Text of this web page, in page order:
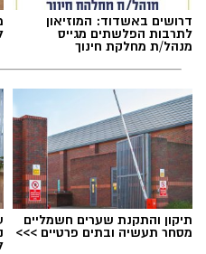
דרושים באשדוד: המוזיאון
לתרבות הפלשתים מגייס
מנהל/ת מחלקת חינוך
תיקון והתקנת שערים חשמליים
מסחר תעשיה ובתים פרטיים >>>